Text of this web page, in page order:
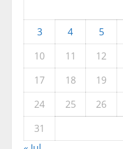
3
4 5
10
11 12
17
18 19
24
25 26
31